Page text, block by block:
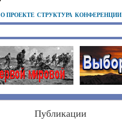
О ПРОЕКТЕ СТРУКТУРА КОНФЕРЕНЦИИ
Публикации